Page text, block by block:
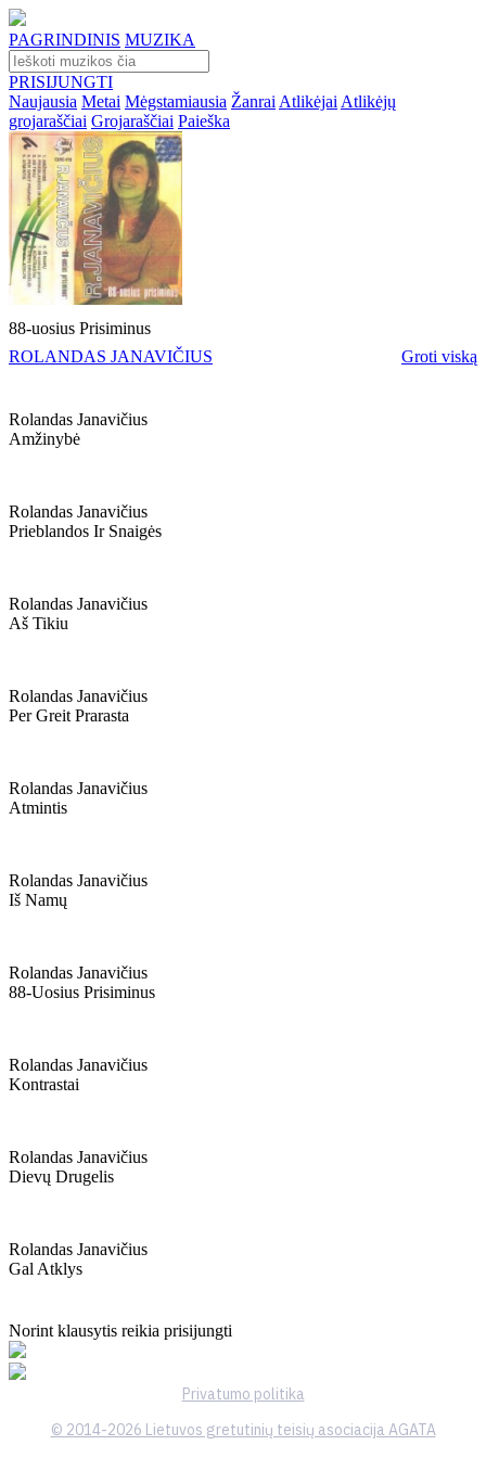
PAGRINDINIS MUZIKA
PRISIJUNGTI
Naujausia Metai Mėgstamiausia Žanrai Atlikėjai Atlikėjų
grojaraščiai Grojaraščiai Paieška
88-uosius Prisiminus
ROLANDAS JANAVIČIUS
Groti viską
Rolandas Janavičius
Amžinybė
Rolandas Janavičius
Prieblandos Ir Snaigės
Rolandas Janavičius
Aš Tikiu
Rolandas Janavičius
Per Greit Prarasta
Rolandas Janavičius
Atmintis
Rolandas Janavičius
Iš Namų
Rolandas Janavičius
88-Uosius Prisiminus
Rolandas Janavičius
Kontrastai
Rolandas Janavičius
Dievų Drugelis
Rolandas Janavičius
Gal Atklys
Norint klausytis reikia prisijungti
Privatumo politika
© 2014-2026 Lietuvos gretutinių teisių asociacija AGATA